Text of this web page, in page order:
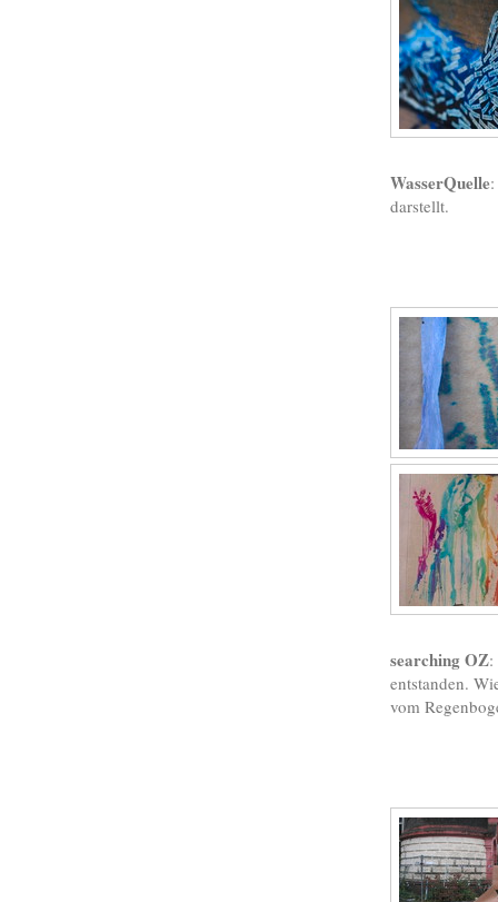
WasserQuelle
darstellt.
searching OZ
entstanden.
vom